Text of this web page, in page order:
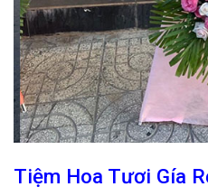
Tiệm Hoa Tươi Gía